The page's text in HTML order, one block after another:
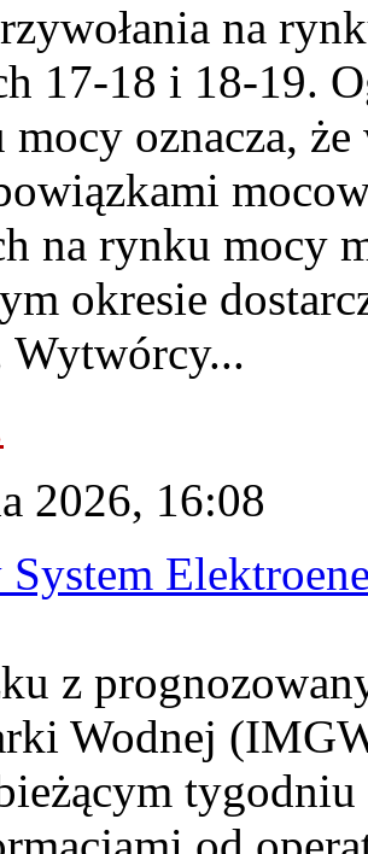
na
17-18 i 18-19.
oznacza,
na rynku mocy
okresie
Wytwórcy...
2026, 16:08
z
Wodnej
tygodniu